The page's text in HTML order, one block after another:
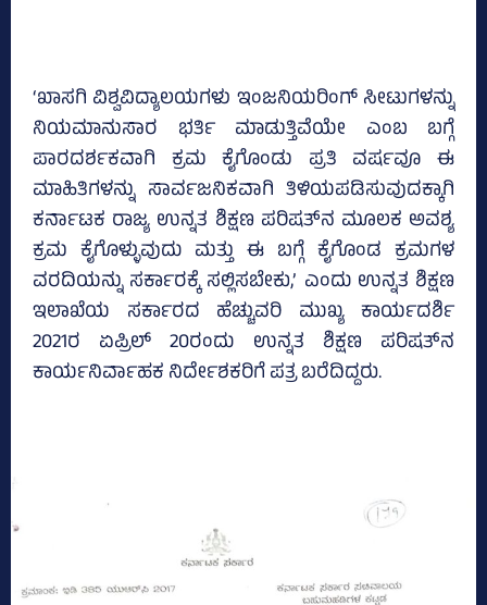
‘ಖಾಸಗಿ ವಿಶ್ವವಿದ್ಯಾಲಯಗಳು ಇಂಜನಿಯರಿಂಗ್‌ ಸೀಟುಗಳನ್ನು
ನಿಯಮಾನುಸಾರ ಭರ್ತಿ ಮಾಡುತ್ತಿವೆಯೇ ಎಂಬ ಬಗ್ಗೆ
ಪಾರದರ್ಶಕವಾಗಿ ಕ್ರಮ ಕೈಗೊಂಡು ಪ್ರತಿ ವರ್ಷವೂ ಈ
ಮಾಹಿತಿಗಳನ್ನು ಸಾರ್ವಜನಿಕವಾಗಿ ತಿಳಿಯಪಡಿಸುವುದಕ್ಕಾಗಿ
ಕರ್ನಾಟಕ ರಾಜ್ಯ ಉನ್ನತ ಶಿಕ್ಷಣ ಪರಿಷತ್‌ನ ಮೂಲಕ ಅವಶ್ಯ
ಕ್ರಮ ಕೈಗೊಳ್ಳುವುದು ಮತ್ತು ಈ ಬಗ್ಗೆ ಕೈಗೊಂಡ ಕ್ರಮಗಳ
ವರದಿಯನ್ನು ಸರ್ಕಾರಕ್ಕೆ ಸಲ್ಲಿಸಬೇಕು,’ ಎಂದು ಉನ್ನತ ಶಿಕ್ಷಣ
ಇಲಾಖೆಯ ಸರ್ಕಾರದ ಹೆಚ್ಚುವರಿ ಮುಖ್ಯ ಕಾರ್ಯದರ್ಶಿ
2021ರ ಏಪ್ರಿಲ್‌ 20ರಂದು ಉನ್ನತ ಶಿಕ್ಷಣ ಪರಿಷತ್‌ನ
ಕಾರ್ಯನಿರ್ವಾಹಕ ನಿರ್ದೇಶಕರಿಗೆ ಪತ್ರ ಬರೆದಿದ್ದರು.